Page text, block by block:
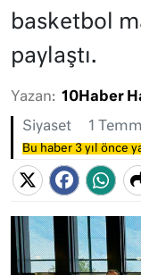
basketbol
paylaştı.
Yazan: 10Haber
Siyaset 1
Bu haber 3 yıl önce